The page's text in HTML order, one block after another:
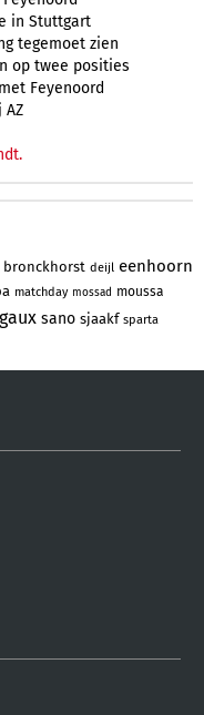
in Stuttgart
tegemoet zien
op twee posities
Feyenoord
bronckhorst deijl eenhoorn
matchday mossad moussa
sano sjaakf sparta